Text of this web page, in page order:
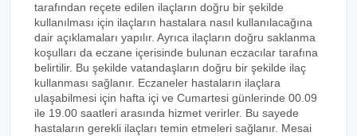
tarafından reçete edilen ilaçların doğru bir şekilde
kullanılması için ilaçların hastalara nasıl kullanılacağına
dair açıklamaları yapılır. Ayrıca ilaçların doğru saklanma
koşulları da eczane içerisinde bulunan eczacılar tarafına
belirtilir. Bu şekilde vatandaşların doğru bir şekilde ilaç
kullanması sağlanır. Eczaneler hastaların ilaçlara
ulaşabilmesi için hafta içi ve Cumartesi günlerinde 00.09
ile 19.00 saatleri arasında hizmet verirler. Bu sayede
hastaların gerekli ilaçları temin etmeleri sağlanır. Mesai